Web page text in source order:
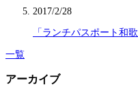
2017/2/28
「ランチパスポート和
一覧
アーカイブ